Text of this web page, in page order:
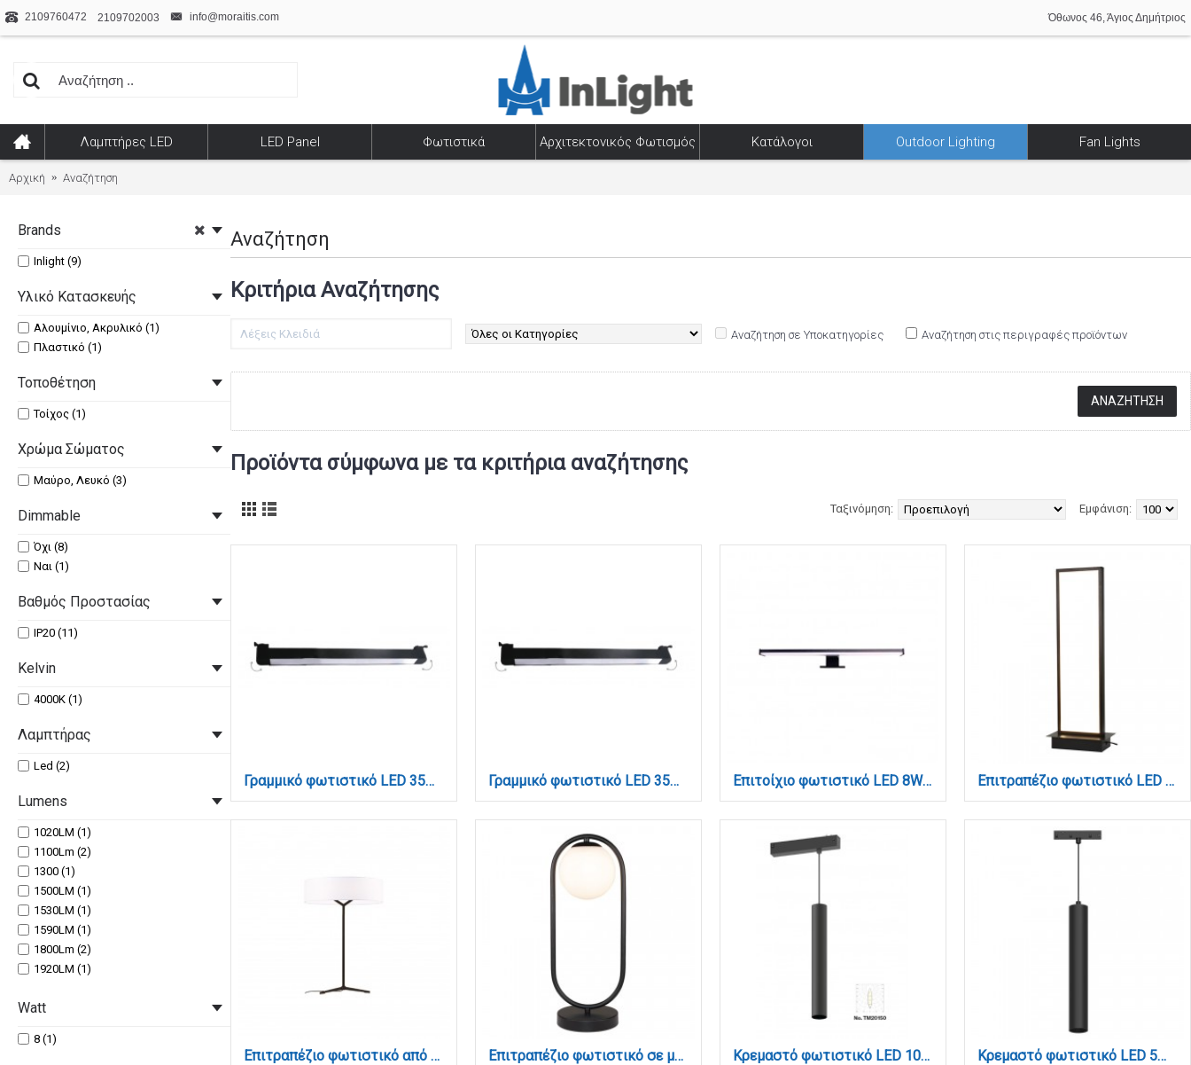
2109760472 2109702003 info@moraitis.com Όθωνος 46, Άγιος Δημήτριος
Λαμπτήρες LED LED Panel Φωτιστικά Αρχιτεκτονικός Φωτισμός Κατάλογοι Outdoor Lighting Fan Lights
Αρχική Αναζήτηση
Brands
Inlight (9)
Υλικό Κατασκευής
Αλουμίνιο, Ακρυλικό (1)
Πλαστικό (1)
Τοποθέτηση
Τοίχος (1)
Χρώμα Σώματος
Μαύρο, Λευκό (3)
Dimmable
Όχι (8)
Ναι (1)
Βαθμός Προστασίας
IP20 (11)
Kelvin
4000Κ (1)
Λαμπτήρας
Led (2)
Lumens
1020LM (1)
1100Lm (2)
1300 (1)
1500LM (1)
1530LM (1)
1590LM (1)
1800Lm (2)
1920LM (1)
3050Lm (1)
450Lm (2)
Watt
8 (1)
Αναζήτηση
Κριτήρια Αναζήτησης
Αναζήτηση σε Υποκατηγορίες Αναζήτηση στις περιγραφές προϊόντων
Προϊόντα σύμφωνα με τα κριτήρια αναζήτησης
Εμφάνιση:
Ταξινόμηση:
Γραμμικό φωτιστικό LED 35W 3000K για μονοφασική ράγα σε μαύρη απόχρωση D:47,5cmX3,3cm (T02701-BL) Γραμμικό φωτιστικό LED 35W 4000K για μονοφασική ράγα σε μαύρη απόχρωση D:47,5cmX3,3cm (T02702-BL) Επιτοίχιο φωτιστικό LED 8W 4000K από πλαστικό σε μαύρη απόχρωση D:40cm (1047-Β) Επιτραπέζιο φωτιστικό LED 16W 3000K από αλουμίνιο σε μαύρη απόχρωση D:40cm (3020)
Επιτραπέζιο φωτιστικό από μέταλλο σε μαύρή απόχρωση και υφασμάτινο καπέλο 24W 3000K D:40cm (3050-Black) Επιτραπέζιο φωτιστικό σε μαύρη απόχρωση και λευκή οπαλίνα 1XG9 D:40cm (3016-BL) Κρεμαστό φωτιστικό LED 10W, 3CCT, 24°, για μαγνητική ράγα 220V σε μαύρη απόχρωση D:4x30cm (TM20150) Κρεμαστό φωτιστικό LED 5W 3000K για μαγνητική ράγα σε μαύρη απόχρωση D:4,5cmX30cm (T02301-BL)